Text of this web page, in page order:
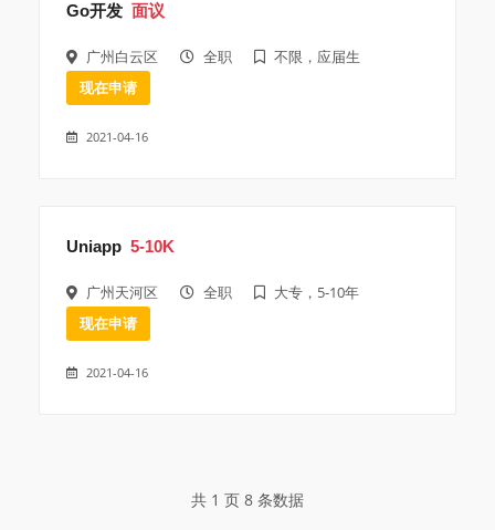
Go开发 面议
广州白云区 全职 不限，应届生
现在申请
2021-04-16
Uniapp 5-10K
广州天河区 全职 大专，5-10年
现在申请
2021-04-16
共 1 页 8 条数据